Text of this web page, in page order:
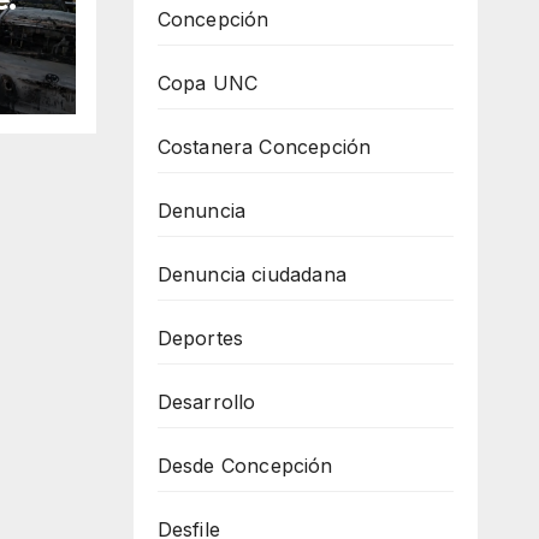
Concepción
Copa UNC
Costanera Concepción
Denuncia
Denuncia ciudadana
Deportes
Desarrollo
Desde Concepción
Desfile